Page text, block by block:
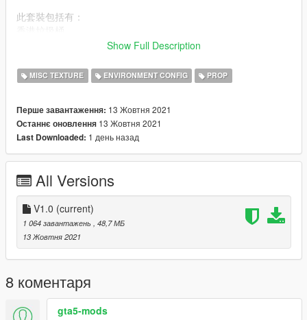
此套裝包括有：
如果你發現有任何問題，歡迎加入我哋嘅Discord伺服器
路徑:請瀏覽 "path.txt"
-----
香港風格街道設施套裝 (中文)：
香港垃圾桶
香港風格巴士站
香港電話亭
如果你發現有任何問題，歡迎加入我們的Discord伺服器
(https://discord.gg/UsM6R9H)，希望你喜歡這個Mod Pack啦。
路徑:請瀏覽 "path.txt"
Show Full Description
MISC TEXTURE ENVIRONMENT CONFIG PROP
Перше завантаження: 13 Жовтня 2021
Останнє оновлення 13 Жовтня 2021
Last Downloaded: 1 день назад
All Versions
V1.0 (current)
1 064 завантажень
, 48,7 МБ
13 Жовтня 2021
8 коментаря
gta5-mods